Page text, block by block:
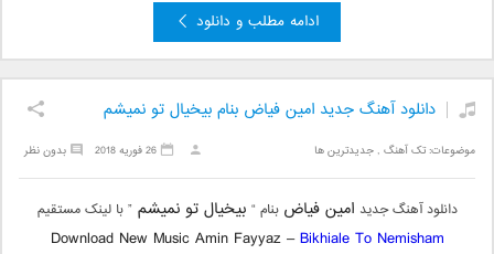
ادامه مطلب و دانلود
دانلود آهنگ جدید امین فیاض بنام بیخیال تو نمیشم
موضوعات:تک آهنگ ,جدیدترین ها بدون نظر 26 فوریه 2018
دانلود آهنگ جدید امین فیاض بنام “ بیخیال تو نمیشم” با لینک مستقیم
Download New Music Amin Fayyaz –Bikhiale To Nemisham